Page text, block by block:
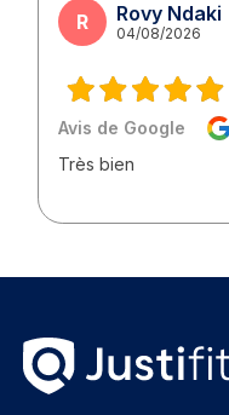
R Rovy Ndaki
04/08/2026
Avis de Google
Très bien